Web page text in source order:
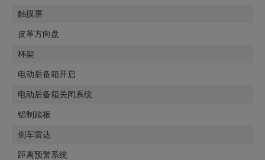
触摸屏
皮革方向盘
杯架
电动后备箱开启
电动后备箱关闭系统
铝制踏板
倒车雷达
距离预警系统